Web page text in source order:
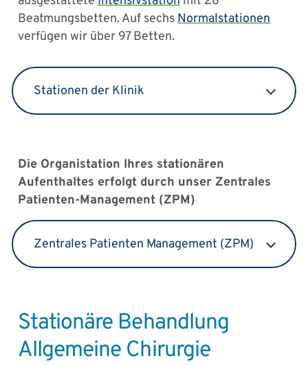
Beatmungsbetten. Auf sechsNormalstationen
verfügen wir über 97 Betten.
Stationen der Klinik
Die Organistation Ihres stationären
Aufenthaltes erfolgt durch unser Zentrales
Patienten-Management (ZPM)
Zentrales Patienten Management (ZPM)
Stationäre Behandlung
Allgemeine Chirurgie